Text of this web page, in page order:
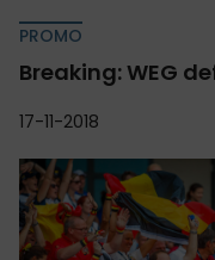
PROMO
Breaking: WEG
17-11-2018